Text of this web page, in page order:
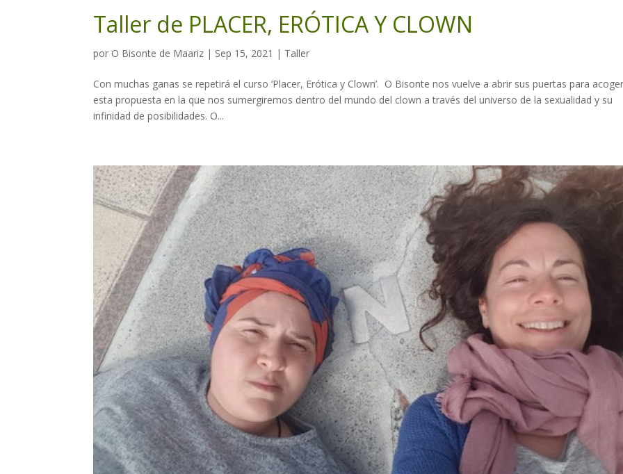
Taller de PLACER, ERÓTICA Y CLOWN
por O Bisonte de Maariz | Sep 15, 2021 | Taller
Con muchas ganas se repetirá el curso ‘Placer, Erótica y Clown’. O Bisonte nos vuelve a abrir sus puertas para
esta propuesta en la que nos sumergiremos dentro del mundo del clown a través del universo de la sexualidad y su
infinidad de posibilidades. O...